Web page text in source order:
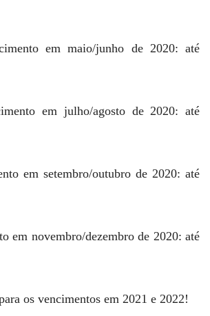
em maio/junho de 2020: até
em julho/agosto de 2020: até
setembro/outubro de 2020: até
novembro/dezembro de 2020: até
os vencimentos em 2021 e 2022!